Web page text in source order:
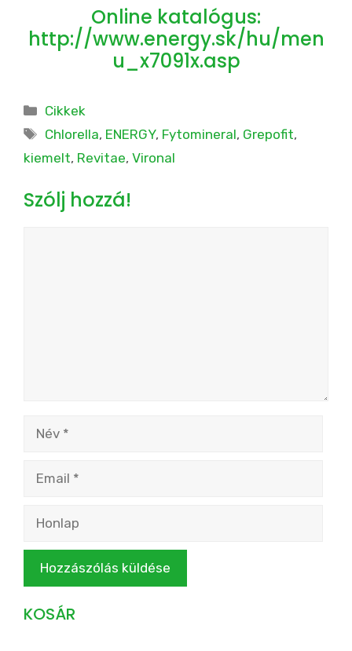
Online katalógus:
http://www.energy.sk/hu/men
u_x7091x.asp
Kategória
Cikkek
Címkék
Chlorella, ENERGY, Fytomineral, Grepofit,
kiemelt, Revitae, Vironal
Szólj hozzá!
Név
Email
Honlap
KOSÁR